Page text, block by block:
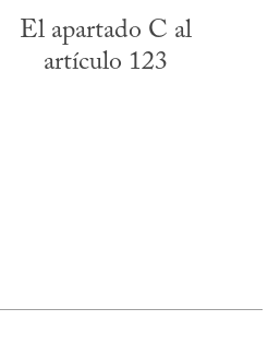
El apartado C al
artículo 123